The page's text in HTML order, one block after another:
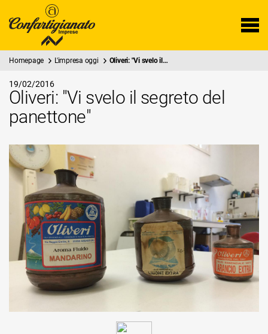
Homepage L'impresa oggi Oliveri: "Vi svelo il…
19/02/2016
Oliveri: "Vi svelo il segreto del
panettone"